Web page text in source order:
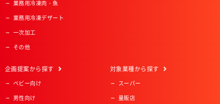
業務用冷凍肉・魚
業務用冷凍デザート
一次加工
その他
企画提案から探す
ベビー向け
男性向け
対象業種から探す
スーパー
量販店